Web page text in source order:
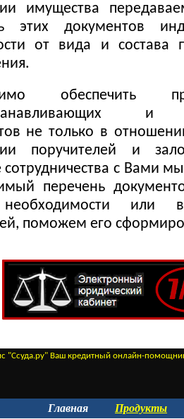
имущества
этих документов
от вида и состава
обеспечить
и
не только в
поручителей и
сотрудничества с Вами
перечень
или
поможем его
"Ссуда.ру" Ваш кредитный онлайн-
Главная Продукты